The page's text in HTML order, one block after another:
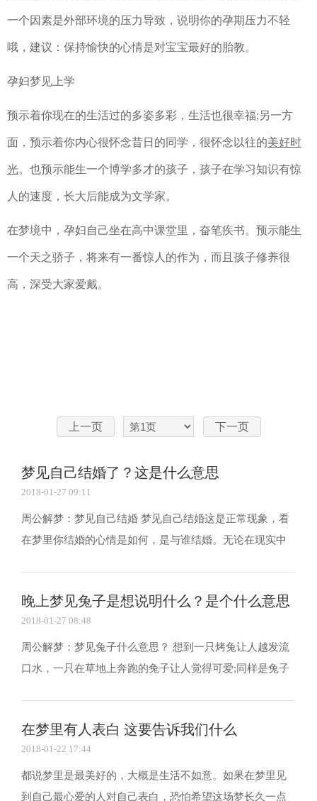
一个因素是外部环境的压力导致，说明你的孕期压力不轻
哦，建议：保持愉快的心情是对宝宝最好的胎教。
孕妇梦见上学
预示着你现在的生活过的多姿多彩，生活也很幸福;另一方
面，预示着你内心很怀念昔日的同学，很怀念以往的美好时
光。也预示能生一个博学多才的孩子，孩子在学习知识有惊
人的速度，长大后能成为文学家。
在梦境中，孕妇自己坐在高中课堂里，奋笔疾书。预示能生
一个天之骄子，将来有一番惊人的作为，而且孩子修养很
高，深受大家爱戴。
上一页 下一页
梦见自己结婚了？这是什么意思
2018-01-27 09:11
周公解梦：梦见自己结婚 梦见自己结婚这是正常现象，看
在梦里你结婚的心情是如何，是与谁结婚。无论在现实中
梦的关键：代表对幸福美满婚姻的渴求，或代表渴望...
晚上梦见兔子是想说明什么？是个什么意思
2018-01-27 08:48
周公解梦：梦见兔子什么意思？ 想到一只烤兔让人越发流
口水，一只在草地上奔跑的兔子让人觉得可爱;同样是兔子
属兔的，名字中有兔字的，经常被描述成像兔子一...
在梦里有人表白 这要告诉我们什么
2018-01-22 17:44
都说梦里是最美好的，大概是生活不如意。如果在梦里见
到自己最心爱的人对自己表白，恐怕希望这场梦长久一点